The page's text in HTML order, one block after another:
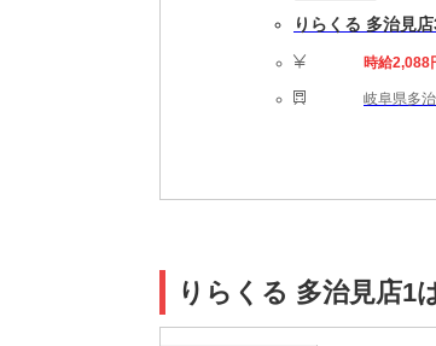
りらくる 多治見
時給2,088
岐阜県多
りらくる 多治見店1